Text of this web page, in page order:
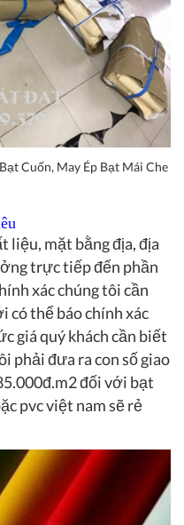
Cuốn, May Ép Bạt Mái Che
liệu, mặt bằng địa, địa
trực tiếp đến phần
xác chúng tôi cần
có thể báo chính xác
giá quý khách cần biết
phải đưa ra con số giao
đối với bạt
pvc việt nam sẽ rẻ